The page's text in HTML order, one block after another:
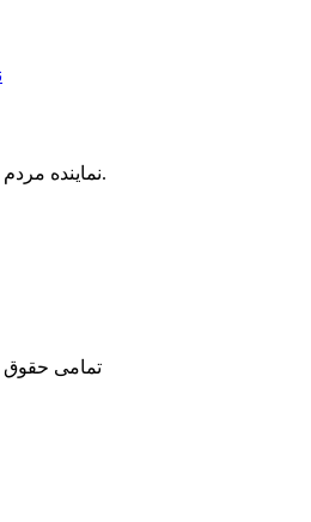
نماینده مردم گیلان در مجلس خبرگان رهبری به تلاش شیطان برای ایجاد تفرقه اشاره کرد و گفت: اجتماع‌های مذهبی اقتدار و مسؤولیت را به همراه می‌آورد.
تمامی حقوق